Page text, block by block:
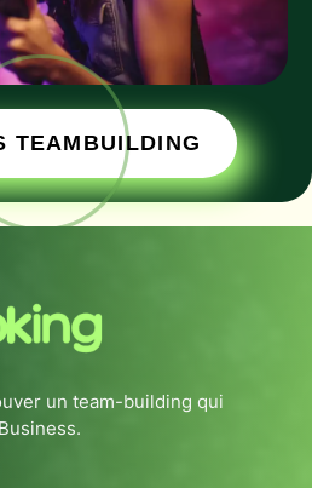
TEAMBUILDING
un team-building qui